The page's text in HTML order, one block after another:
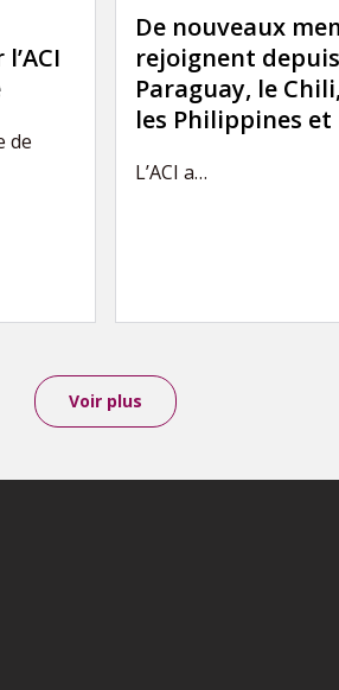
de
De nouveaux
rejoignent
Paraguay, le
les Philippines
L’ACI a…
Voir plus